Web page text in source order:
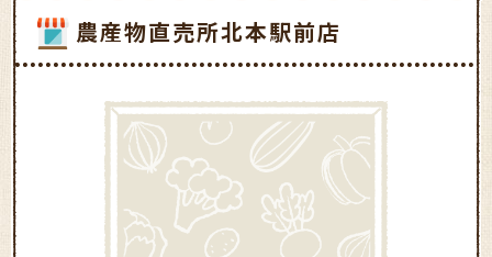
農産物直売所北本駅前店